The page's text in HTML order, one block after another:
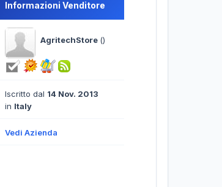
Informazioni Venditore
AgritechStore ()
Iscritto dal 14 Nov. 2013
in Italy
Vedi Azienda